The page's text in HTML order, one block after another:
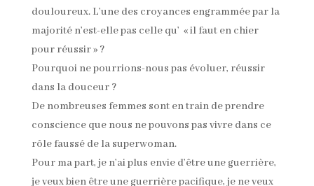
douloureux. L’une des croyances engrammée par la
majorité n’est-elle pas celle qu’ « il faut en chier
pour réussir » ?
Pourquoi ne pourrions-nous pas évoluer, réussir
dans la douceur ?
De nombreuses femmes sont en train de prendre
conscience que nous ne pouvons pas vivre dans ce
rôle faussé de la superwoman.
Pour ma part, je n’ai plus envie d’être une guerrière,
je veux bien être une guerrière pacifique, je ne veux